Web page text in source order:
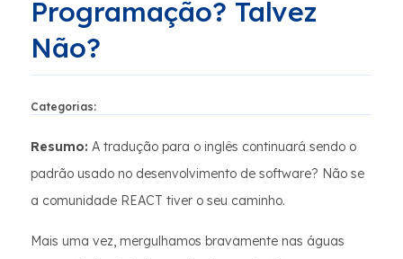
Programação? Talvez
Não?
Categorias:
Resumo: A tradução para o inglês continuará sendo o
padrão usado no desenvolvimento de software? Não se
a comunidade REACT tiver o seu caminho.
Mais uma vez, mergulhamos bravamente nas águas